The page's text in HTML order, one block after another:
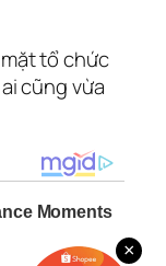
×
tổ chức
cũng vừa